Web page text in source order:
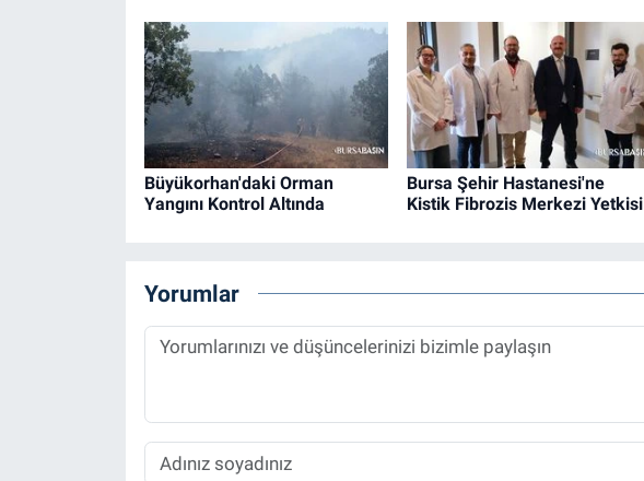
Büyükorhan'daki Orman
Yangını Kontrol Altında
Bursa Şehir Hastanesi'ne
Kistik Fibrozis Merkezi Yetkisi
Yorumlar